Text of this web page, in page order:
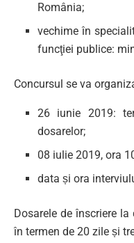
România;
vechime în
funcţiei publice:
Concursul se va
26 iunie 2019:
dosarelor;
08 iulie 2019, ora
data și ora
Dosarele de înscriere
în termen de 20 zile și